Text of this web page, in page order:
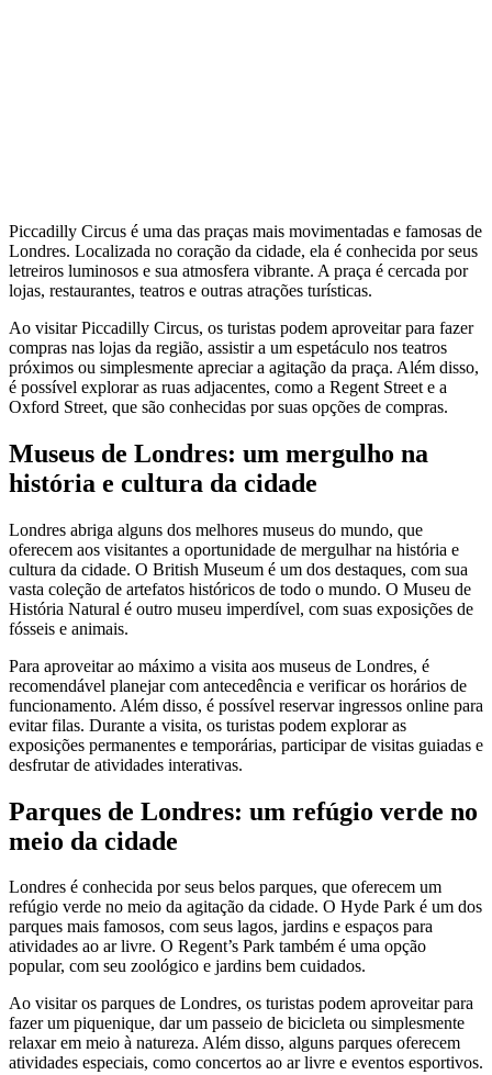
Piccadilly Circus é uma das praças mais movimentadas e famosas de
Londres. Localizada no coração da cidade, ela é conhecida por seus
letreiros luminosos e sua atmosfera vibrante. A praça é cercada por
lojas, restaurantes, teatros e outras atrações turísticas.
Ao visitar Piccadilly Circus, os turistas podem aproveitar para fazer
compras nas lojas da região, assistir a um espetáculo nos teatros
próximos ou simplesmente apreciar a agitação da praça. Além disso,
é possível explorar as ruas adjacentes, como a Regent Street e a
Oxford Street, que são conhecidas por suas opções de compras.
Museus de Londres: um mergulho na
história e cultura da cidade
Londres abriga alguns dos melhores museus do mundo, que
oferecem aos visitantes a oportunidade de mergulhar na história e
cultura da cidade. O British Museum é um dos destaques, com sua
vasta coleção de artefatos históricos de todo o mundo. O Museu de
História Natural é outro museu imperdível, com suas exposições de
fósseis e animais.
Para aproveitar ao máximo a visita aos museus de Londres, é
recomendável planejar com antecedência e verificar os horários de
funcionamento. Além disso, é possível reservar ingressos online para
evitar filas. Durante a visita, os turistas podem explorar as
exposições permanentes e temporárias, participar de visitas guiadas e
desfrutar de atividades interativas.
Parques de Londres: um refúgio verde no
meio da cidade
Londres é conhecida por seus belos parques, que oferecem um
refúgio verde no meio da agitação da cidade. O Hyde Park é um dos
parques mais famosos, com seus lagos, jardins e espaços para
atividades ao ar livre. O Regent’s Park também é uma opção
popular, com seu zoológico e jardins bem cuidados.
Ao visitar os parques de Londres, os turistas podem aproveitar para
fazer um piquenique, dar um passeio de bicicleta ou simplesmente
relaxar em meio à natureza. Além disso, alguns parques oferecem
atividades especiais, como concertos ao ar livre e eventos esportivos.